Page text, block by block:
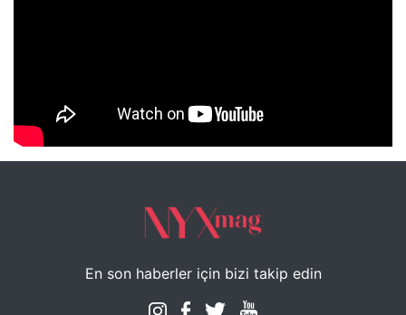
NYXmag 2. Yaş Kutlama Etkinliği
En son haberler için bizi takip edin